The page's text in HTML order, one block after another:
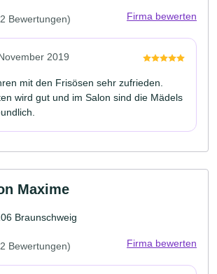
Bewertungen) Firma bewerten
2019
mit den Frisösen sehr zufrieden.
wird gut und im Salon sind die Mädels
Maxime
Braunschweig
Bewertungen) Firma bewerten